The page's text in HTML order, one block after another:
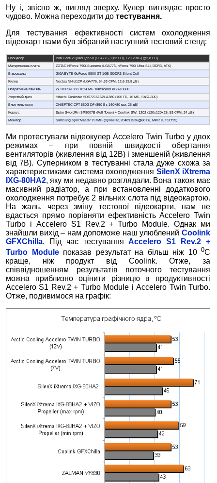
Ну і, звісно ж, вигляд зверху. Кулер виглядає просто
чудово. Можна переходити до тестування.
Для тестування ефективності систем охолодження
відеокарт нами був зібраний наступний тестовий стенд:
Процесор
Intel Core 2 Quad Q9550 (LGA775, 2,83 ГГц, L2 12 МБ) @3,8 ГГц
Материнська плата
ZOTAC NForce 790i-Supreme (LGA775, nForce 790i Ultra SLI, DDR3, ATX)
Відеокарта
GIGABYTE GeForce 9800 GT 1GB GDDR3 Silent Cell
Кулер
Noctua NH-U12P (LGA775, 54,33 CFM, 12,6-19,8 дБ)
Оперативна пам’ять
2x DDR3-1333 1024 MБ Transcend PC3-10600
Жорсткий диск
Hitachi Deskstar HDS721616PLA380 (160 ГБ, 16 МБ, SATA-300)
Блок живлення
CHIEFTEC CFT-850G-DF (850 Вт, 140+80 мм, 25 дБ)
Корпус
Spire SwordFin SP9007B (Full Tower) + Coolink SWi 1202 (120x120x25, 53 CFM, 24 дБ)
Монітор
Samsung SyncMaster 757MB (DynaFlat, 2048x1536@60 Гц, MPR II, TCO’99)
Ми протестували відеокулер Accelero Twin Turbo у двох
режимах – при повній швидкості обертання
вентиляторів (живлення від 12В) і зменшеній (живлення
від 7В). Суперником в тестуванні стала дуже схожа за
характеристиками система охолодження SilenX iXtrema
IXG-80HA2, яку ми недавно розглядали. Вона також має
масивний радіатор, а при встановленні додаткового
охолодження потребує 2 вільних слота під відеокартою.
На жаль, через зміну тестової відеокарти, нам не
вдасться прямо порівняти ефективність Accelero Twin
Turbo і Accelero S1 Rev.2 + Turbo Module. Однак ми
знайшли вихід – нам допоможе наш улюбленийCoolink
GFXChilla. Під час тестуванняAccelero S1 Rev.2 +
Turbo Moduleпоказав результат на більш ніж 100С
краще, ніж продукт від Coolink. Отже, за
співвідношенням результатів поточного тестування
можна приблизно оцінити різницю в продуктивності
Accelero S1 Rev.2 + Turbo Module і Accelero Twin Turbo.
Отже, подивимося на графік: